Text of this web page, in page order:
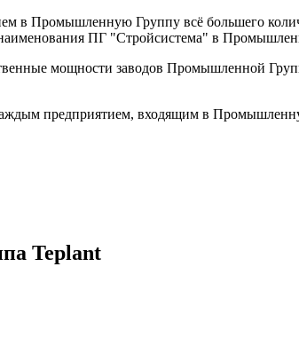
в Промышленную Группу всё большего
наименования ПГ "Стройсистема" в
мощности заводов Промышленной
предприятием, входящим в
Teplant